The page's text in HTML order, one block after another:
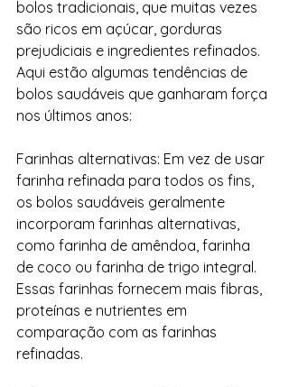
bolos tradicionais, que muitas vezes
são ricos em açúcar, gorduras
prejudiciais e ingredientes refinados.
Aqui estão algumas tendências de
bolos saudáveis ​​que ganharam força
nos últimos anos:
Farinhas alternativas: Em vez de usar
farinha refinada para todos os fins,
os bolos saudáveis ​​geralmente
incorporam farinhas alternativas,
como farinha de amêndoa, farinha
de coco ou farinha de trigo integral.
Essas farinhas fornecem mais fibras,
proteínas e nutrientes em
comparação com as farinhas
refinadas.